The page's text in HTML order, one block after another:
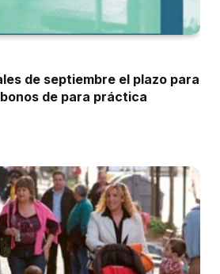
de septiembre el plazo para
de para práctica